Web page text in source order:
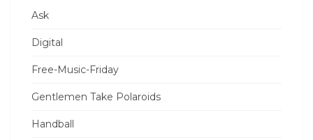
Ask
Digital
Free-Music-Friday
Gentlemen Take Polaroids
Handball